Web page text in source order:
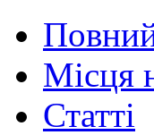
Місця
Статті